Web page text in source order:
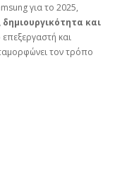
για το 2025,
και
και
τον τρόπο